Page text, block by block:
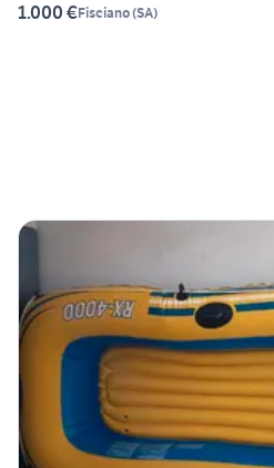
1.000 €Fisciano(SA)